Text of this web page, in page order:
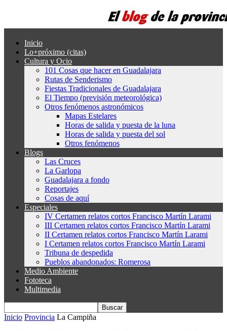
Inicio
Lo+próximo (citas)
Cultura y Ocio
101 Cosas que hacer en Guadalajara
Rutas de Senderismo
Fiestas Tradicionales de Guadalajara
El Tiempo (previsión meteorológica)
Otros fenómenos astronómicos
Mapas Estelares
Horas de salida y puesta de la luna
Horas de salida y puesta del sol
Otros fenómenos
Blogs
Las Cruces
La Garlopa
Guadalajara a fondo
Reportajes
Cosas de aquí
Especiales
IV Certamen relatos cortos Francisco Martín Larami
III Certamen relatos cortos Francisco Martín Larami
II Certamen relatos cortos Francisco Martín Larami
I Certamen relatos cortos Francisco Martín Larami
Tribuna de despedida
Pueblos abandonados: Romerosa
Medio Ambiente
Fototeca
Multimedia
Inicio Provincia La Campiña